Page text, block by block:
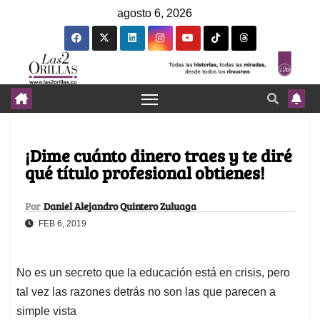
agosto 6, 2026
¡Dime cuánto dinero traes y te diré
qué título profesional obtienes!
Por Daniel Alejandro Quintero Zuluaga
FEB 6, 2019
No es un secreto que la educación está en crisis, pero
tal vez las razones detrás no son las que parecen a
simple vista